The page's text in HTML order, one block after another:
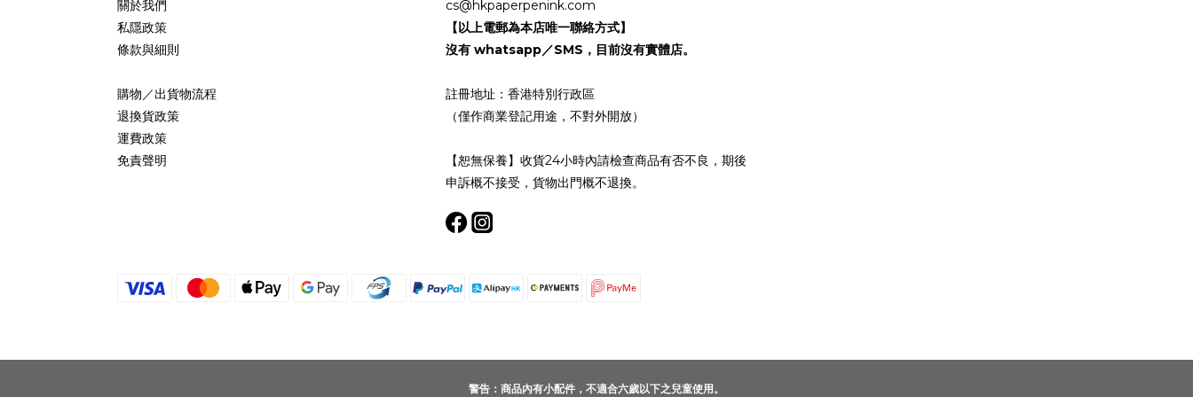
關於我們
私隱政策
條款與細則
購物／出貨物流程
退換貨政策
運費政策
免責聲明
cs@hkpaperpenink.com
【以上電郵為本店唯一聯絡方式】
沒有 whatsapp／SMS，目前沒有實體店。
註冊地址：香港特別行政區
（僅作商業登記用途，不對外開放）
【恕無保養】收貨24小時內請檢查商品有否不良，期後
申訴概不接受，貨物出門概不退換。
警告：商品內有小配件，不適合六歲以下之兒童使用。